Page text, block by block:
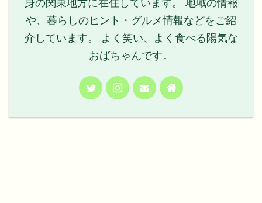
身の関東地方に在住しています。 地域の情報
や、暮らしのヒント・グルメ情報などをご紹
介しています。 よく笑い、よく食べる陽気な
おばちゃんです。